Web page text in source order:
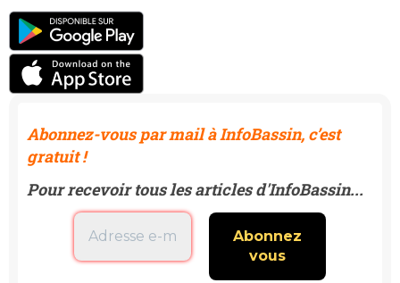
Abonnez-vous par mail à InfoBassin, c’est
gratuit !
Pour recevoir tous les articles d'InfoBassin...